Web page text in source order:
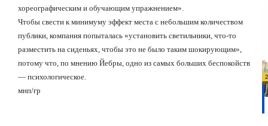
хореографическим и обучающим упражнением».
Чтобы свести к минимуму эффект места с небольшим количеством
публики, компания попыталась «установить светильники, что-то
разместить на сиденьях, чтобы это не было таким шокирующим»,
потому что, по мнению Йебры, одно из самых больших беспокойств
— психологическое.
мнп/гр